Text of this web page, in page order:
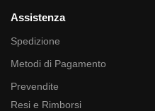
Assistenza
Spedizione
Metodi di Pagamento
Prevendite
Resi e Rimborsi